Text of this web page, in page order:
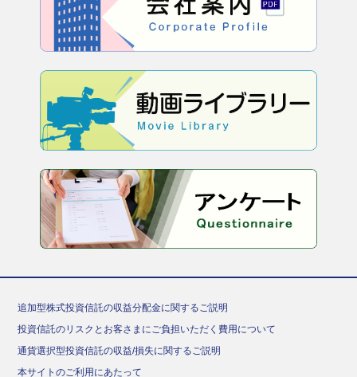
追加型株式投資信託の収益分配金に関するご説明
投資信託のリスクとお客さまにご負担いただく費用について
通貨選択型投資信託の収益/損失に関するご説明
本サイトのご利用にあたって